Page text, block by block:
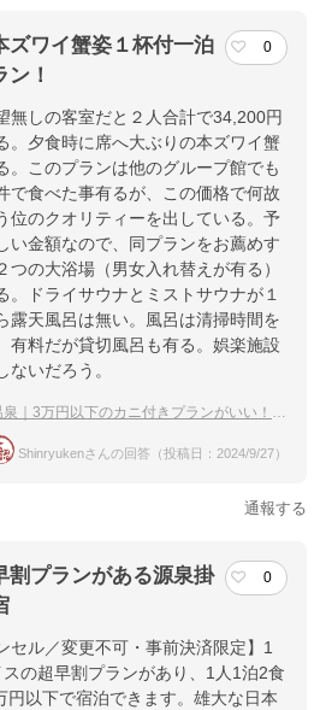
ズワイ蟹姿１杯付一泊
！
0
無しの客室だと２人合計で34,200円
。夕食時に席へ大ぶりの本ズワイ蟹
。このプランは他のグループ館でも
で食べた事有るが、この価格で何故
位のクオリティーを出している。予
い金額なので、同プランをお薦めす
つの大浴場（男女入れ替えが有る）
。ドライサウナとミストサウナが１
露天風呂は無い。風呂は清掃時間を
有料だが貸切風呂も有る。娯楽施設
ないだろう。
3万円以下のカニ付きプランがいい！おすすめの温泉宿は？
Shinryukenさんの回答（投稿日：2024/9/27）
通報する
割プランがある源泉掛
0
セル／変更不可・事前決済限定】1
の超早割プランがあり、1人1泊2食
以下で宿泊できます。雄大な日本